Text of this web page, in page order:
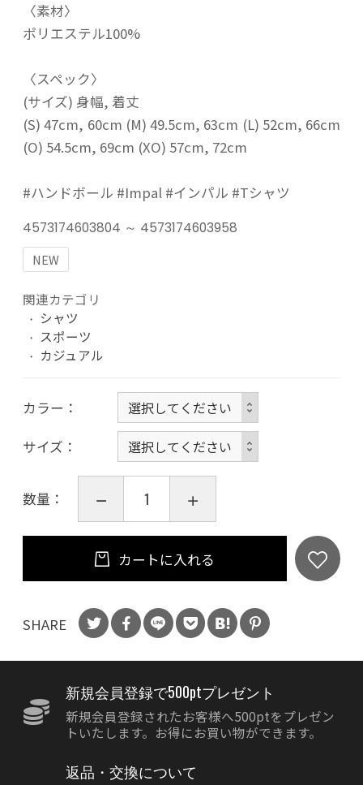
〈素材〉
ポリエステル100%
〈スペック〉
(サイズ) 身幅, 着丈
(S) 47cm, 60cm (M) 49.5cm, 63cm (L) 52cm, 66cm
(O) 54.5cm, 69cm (XO) 57cm, 72cm
#ハンドボール #Impal #インパル #Tシャツ
4573174603804 ～ 4573174603958
NEW
関連カテゴリ
シャツ
スポーツ
カジュアル
カラー
サイズ
数量：
カートに入れる
SHARE
新規会員登録で500ptプレゼント
新規会員登録されたお客様へ500ptをプレゼン
トいたします。お得にお買い物ができます。
返品・交換について